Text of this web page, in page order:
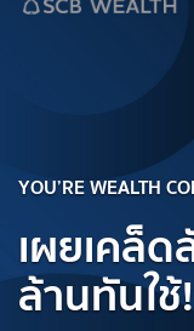
YOU’RE WEALTH
เผยเคล็
ล้านทันใช้!